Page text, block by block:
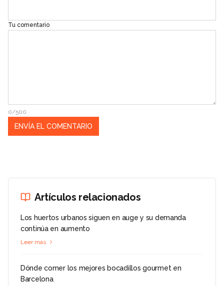
Tu comentario
0/500
Artículos relacionados
Los huertos urbanos siguen en auge y su demanda
continúa en aumento
Leer más
Dónde comer los mejores bocadillos gourmet en
Barcelona